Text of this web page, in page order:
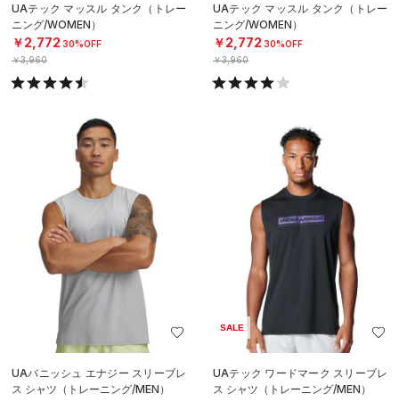
UAテック マッスル タンク（トレー
ニング/WOMEN）
￥2,772 30%OFF
￥3,960
UAテック マッスル タンク（トレー
ニング/WOMEN）
￥2,772 30%OFF
￥3,960
UAバニッシュ エナジー スリーブレ
ス シャツ（トレーニング/MEN）
SALE
UAテック ワードマーク スリーブレ
ス シャツ（トレーニング/MEN）